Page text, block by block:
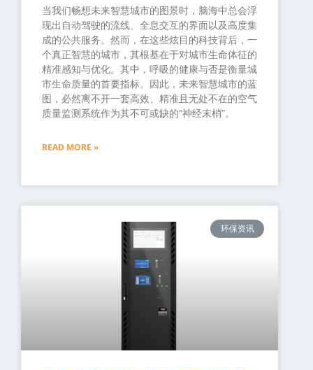
当我们畅想未来智慧城市的图景时，脑海中总会浮
现出自动驾驶的流线、全息交互的界面以及高度集
成的公共服务。然而，在这些炫目的科技背后，一
个真正智慧的城市，其根基在于对城市生命体征的
精准感知与优化。其中，呼吸的健康与否是衡量城
市生命质量的首要指标。因此，未来智慧城市的蓝
图，必然离不开一套高效、精准且无处不在的空气
质量监测系统作为其不可或缺的“神经末梢”。
READ MORE »
环保资讯